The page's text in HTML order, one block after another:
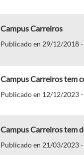
Campus Carreiros
Publicado en 29/12/2018
Campus Carreiros tem
Publicado en 12/12/2023
Campus Carreiros tem
Publicado en 21/03/2023